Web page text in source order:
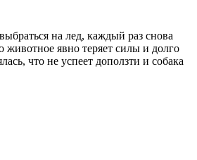
на лед, каждый раз снова
животное явно теряет силы и долго
что не успеет доползти и собака